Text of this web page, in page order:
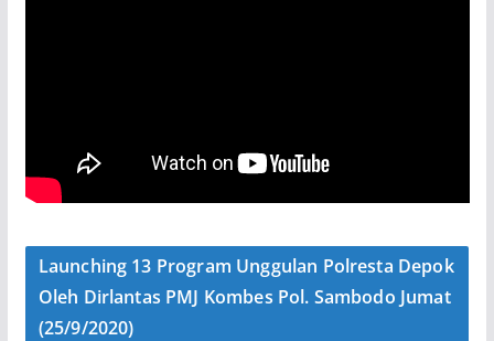
Launching 13 Program Unggulan Polresta Depok
Oleh Dirlantas PMJ Kombes Pol. Sambodo Jumat
(25/9/2020)